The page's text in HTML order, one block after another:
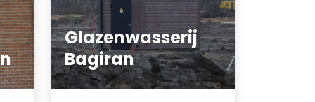
Glazenwasserij
Bagiran